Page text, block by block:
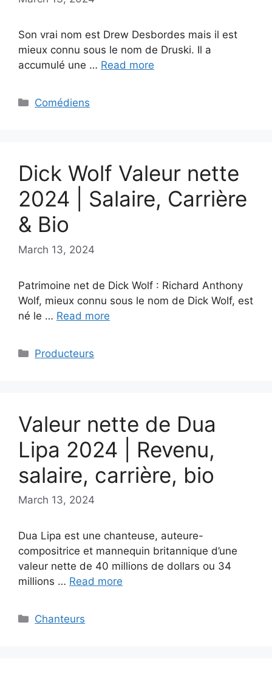
Son vrai nom est Drew Desbordes mais il est
mieux connu sous le nom de Druski. Il a
accumulé une … Read more
Categories
Comédiens
Dick Wolf Valeur nette
2024 | Salaire, Carrière
& Bio
March 13, 2024
Patrimoine net de Dick Wolf : Richard Anthony
Wolf, mieux connu sous le nom de Dick Wolf, est
né le … Read more
Categories
Producteurs
Valeur nette de Dua
Lipa 2024 | Revenu,
salaire, carrière, bio
March 13, 2024
Dua Lipa est une chanteuse, auteure-
compositrice et mannequin britannique d’une
valeur nette de 40 millions de dollars ou 34
millions … Read more
Categories
Chanteurs